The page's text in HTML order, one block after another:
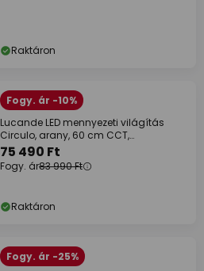
Raktáron
Fogy. ár -10%
Lucande LED mennyezeti világítás
Circulo, arany, 60 cm CCT,
dimmelhető
75 490 Ft
Fogy. ár83 990 Ft
Raktáron
Fogy. ár -25%